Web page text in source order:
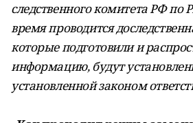
следственного комитета РФ по
время проводится
которые подготовили и
информацию, будут
установленной законом